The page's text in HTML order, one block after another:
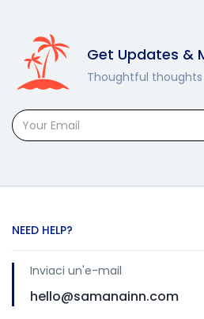
Get Updates &
Thoughtful
NEED HELP?
Inviaci un'e-mail
hello@samanainn.com